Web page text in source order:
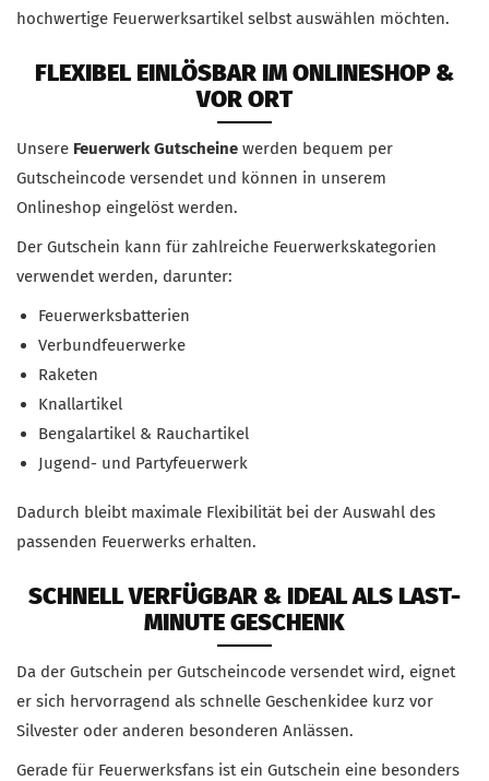
hochwertige Feuerwerksartikel selbst auswählen möchten.
FLEXIBEL EINLÖSBAR IM ONLINESHOP &
VOR ORT
Unsere Feuerwerk Gutscheine werden bequem per
Gutscheincode versendet und können in unserem
Onlineshop eingelöst werden.
Der Gutschein kann für zahlreiche Feuerwerkskategorien
verwendet werden, darunter:
Feuerwerksbatterien
Verbundfeuerwerke
Raketen
Knallartikel
Bengalartikel & Rauchartikel
Jugend- und Partyfeuerwerk
Dadurch bleibt maximale Flexibilität bei der Auswahl des
passenden Feuerwerks erhalten.
SCHNELL VERFÜGBAR & IDEAL ALS LAST-
MINUTE GESCHENK
Da der Gutschein per Gutscheincode versendet wird, eignet
er sich hervorragend als schnelle Geschenkidee kurz vor
Silvester oder anderen besonderen Anlässen.
Gerade für Feuerwerksfans ist ein Gutschein eine besonders